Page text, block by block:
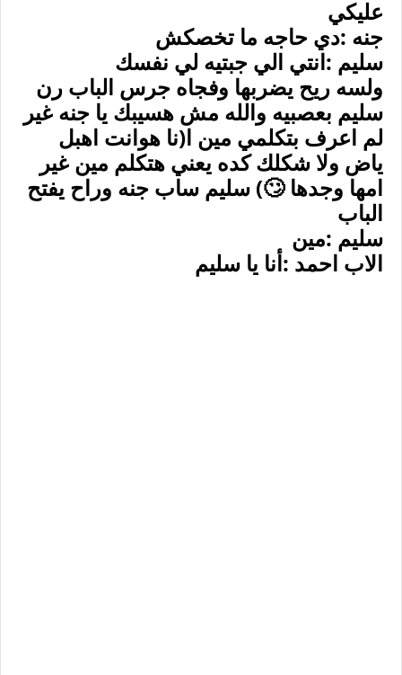
عليكي
جنه :دي حاجه ما تخصكش
سليم :انتي الي جبتيه لي نفسك
ولسه ريح يضربها وفجاه جرس الباب رن
سليم بعصبيه والله مش هسيبك يا جنه غير
لم اعرف بتكلمي مين ا(نا هوانت اهبل
ياض ولا شكلك كده يعني هتكلم مين غير
امها وجدها 🙄) سليم ساب جنه وراح يفتح
الباب
سليم :مين
الاب احمد :أنا يا سليم